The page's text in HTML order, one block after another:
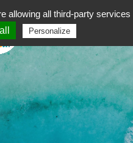
allowing all third-party services
Personalize